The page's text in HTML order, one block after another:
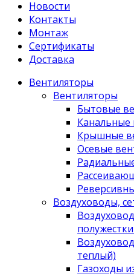
Новости
Контакты
Монтаж
Сертификаты
Доставка
Вентиляторы
Вентиляторы
Бытовые
Канальные
Крышные
Осевые
Воздуховоды,
теплый)
Газоходы